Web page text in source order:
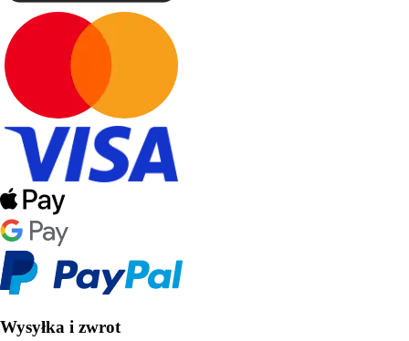
Wysyłka i zwrot